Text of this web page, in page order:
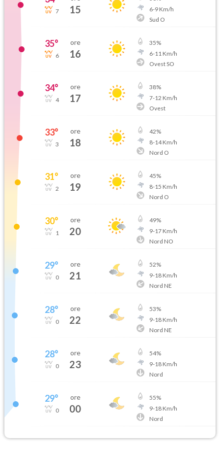
7 15
6-9Km/h
Sud O
35°
6
ore
16
35%
6-11 Km/h
Ovest SO
34°
4
ore
17
38%
7-12 Km/h
Ovest
33°
3
ore
18
42%
8-14Km/h
Nord O
31°
2
ore
19
45%
8-15 Km/h
Nord O
30°
1
ore
20
49%
9-17Km/h
Nord NO
29°
0
ore
21
52%
9-18Km/h
Nord NE
28°
0
ore
22
53%
9-18Km/h
Nord NE
28°
0
ore
23
54%
9-18Km/h
Nord
29°
0
ore
00
55%
9-18Km/h
Nord